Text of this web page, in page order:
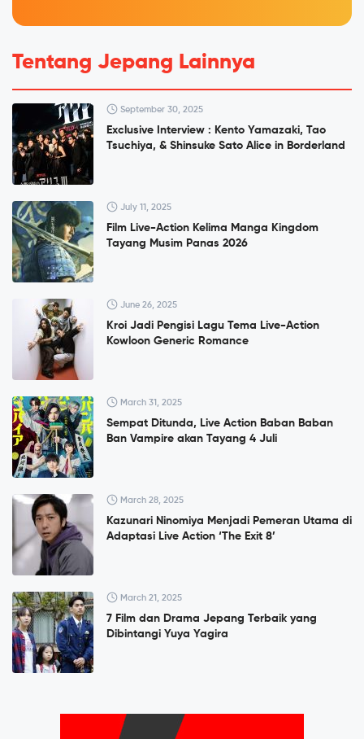
Tentang Jepang Lainnya
September 30, 2025
Exclusive Interview : Kento Yamazaki, Tao
Tsuchiya, & Shinsuke Sato Alice in Borderland
July 11, 2025
Film Live-Action Kelima Manga Kingdom
Tayang Musim Panas 2026
June 26, 2025
Kroi Jadi Pengisi Lagu Tema Live-Action
Kowloon Generic Romance
March 31, 2025
Sempat Ditunda, Live Action Baban Baban
Ban Vampire akan Tayang 4 Juli
March 28, 2025
Kazunari Ninomiya Menjadi Pemeran Utama di
Adaptasi Live Action ‘The Exit 8’
March 21, 2025
7 Film dan Drama Jepang Terbaik yang
Dibintangi Yuya Yagira